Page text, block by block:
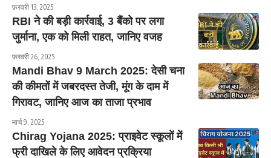
फ़रवरी 13, 2025
RBI ने की बड़ी कार्रवाई, 3 बैंको पर लगा
जुर्माना, एक को मिली राहत, जानिए वजह
फ़रवरी 26, 2025
Mandi Bhav 9 March 2025: देसी चना
की कीमतों में जबरदस्त तेजी, मूंग के दाम में
गिरावट, जानिए आज का ताजा प्रभाव
मार्च 9, 2025
Chirag Yojana 2025: प्राइवेट स्कूलों में
फ्री दाखिले के लिए आवेदन प्रक्रिया